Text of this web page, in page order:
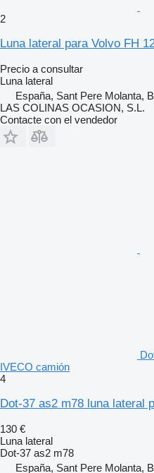
2
Luna lateral para Volvo FH
Precio a consultar
Luna lateral
España, Sant Pere Molanta,
LAS COLINAS OCASION, S.L.
Contacte con el vendedor
IVECO camión
4
Dot-37 as2 m78 luna lateral
130 €
Luna lateral
Dot-37 as2 m78
España, Sant Pere Molanta,